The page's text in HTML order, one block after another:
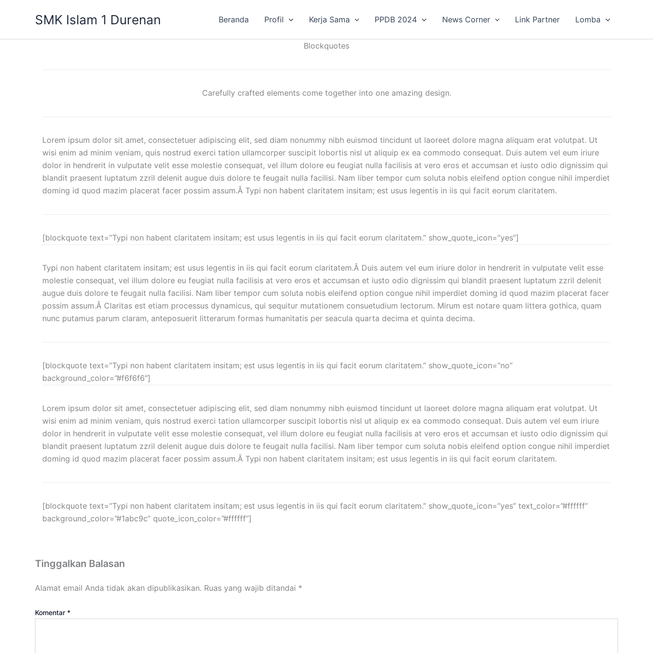
SMK Islam 1 Durenan Beranda Profil Kerja Sama PPDB 2024 News Corner Link Partner Lomba
Blockquotes
Carefully crafted elements come together into one amazing design.
Lorem ipsum dolor sit amet, consectetuer adipiscing elit, sed diam nonummy nibh euismod tincidunt ut laoreet dolore magna aliquam erat volutpat. Ut
wisi enim ad minim veniam, quis nostrud exerci tation ullamcorper suscipit lobortis nisl ut aliquip ex ea commodo consequat. Duis autem vel eum iriure
dolor in hendrerit in vulputate velit esse molestie consequat, vel illum dolore eu feugiat nulla facilisis at vero eros et accumsan et iusto odio dignissim qui
blandit praesent luptatum zzril delenit augue duis dolore te feugait nulla facilisi. Nam liber tempor cum soluta nobis eleifend option congue nihil imperdiet
doming id quod mazim placerat facer possim assum.Â Typi non habent claritatem insitam; est usus legentis in iis qui facit eorum claritatem.
[blockquote text=”Typi non habent claritatem insitam; est usus legentis in iis qui facit eorum claritatem.” show_quote_icon=”yes”]
Typi non habent claritatem insitam; est usus legentis in iis qui facit eorum claritatem.Â Duis autem vel eum iriure dolor in hendrerit in vulputate velit esse
molestie consequat, vel illum dolore eu feugiat nulla facilisis at vero eros et accumsan et iusto odio dignissim qui blandit praesent luptatum zzril delenit
augue duis dolore te feugait nulla facilisi. Nam liber tempor cum soluta nobis eleifend option congue nihil imperdiet doming id quod mazim placerat facer
possim assum.Â Claritas est etiam processus dynamicus, qui sequitur mutationem consuetudium lectorum. Mirum est notare quam littera gothica, quam
nunc putamus parum claram, anteposuerit litterarum formas humanitatis per seacula quarta decima et quinta decima.
[blockquote text=”Typi non habent claritatem insitam; est usus legentis in iis qui facit eorum claritatem.” show_quote_icon=”no”
background_color=”#f6f6f6″]
Lorem ipsum dolor sit amet, consectetuer adipiscing elit, sed diam nonummy nibh euismod tincidunt ut laoreet dolore magna aliquam erat volutpat. Ut
wisi enim ad minim veniam, quis nostrud exerci tation ullamcorper suscipit lobortis nisl ut aliquip ex ea commodo consequat. Duis autem vel eum iriure
dolor in hendrerit in vulputate velit esse molestie consequat, vel illum dolore eu feugiat nulla facilisis at vero eros et accumsan et iusto odio dignissim qui
blandit praesent luptatum zzril delenit augue duis dolore te feugait nulla facilisi. Nam liber tempor cum soluta nobis eleifend option congue nihil imperdiet
doming id quod mazim placerat facer possim assum.Â Typi non habent claritatem insitam; est usus legentis in iis qui facit eorum claritatem.
[blockquote text=”Typi non habent claritatem insitam; est usus legentis in iis qui facit eorum claritatem.” show_quote_icon=”yes” text_color=”#ffffff”
background_color=”#1abc9c” quote_icon_color=”#ffffff”]
Tinggalkan Balasan
Alamat email Anda tidak akan dipublikasikan. Ruas yang wajib ditandai *
Komentar *